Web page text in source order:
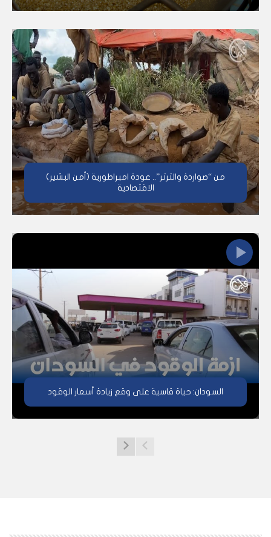
من “صواردة والترتر”.. عودة امبراطورية (أمن البشير)
الاقتصادية
السودان: حياة قاسية على وقع زيادة أسعار الوقود